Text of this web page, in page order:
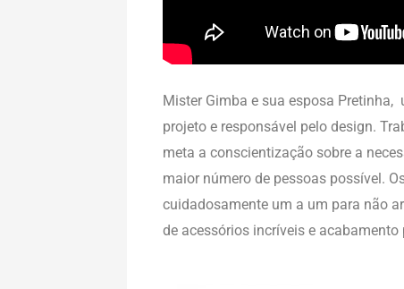
Mister Gimba e sua esposa
projeto e responsável pelo design.
meta a conscientização sobre a
maior número de pessoas possível.
cuidadosamente um a um para não
de acessórios incríveis e acabamento